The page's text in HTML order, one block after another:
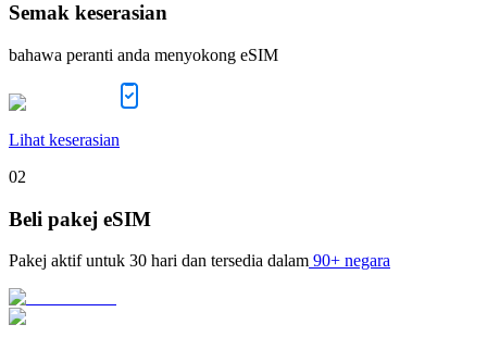
Semak keserasian
bahawa peranti anda menyokong eSIM
Lihat keserasian
02
Beli pakej eSIM
Pakej aktif untuk 30 hari dan tersedia dalam 90+ negara